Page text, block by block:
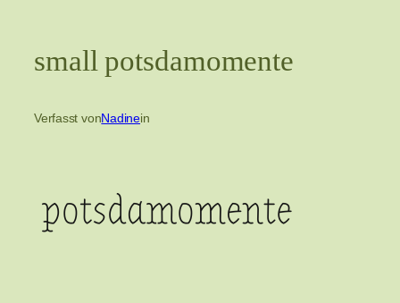
small potsdamomente
Verfasst vonNadinein